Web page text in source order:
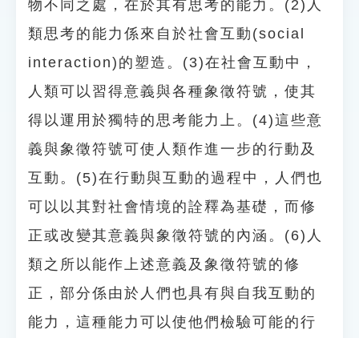
物不同之處，在於其有思考的能力。(2)人
類思考的能力係來自於社會互動(social
interaction)的塑造。(3)在社會互動中，
人類可以習得意義與各種象徵符號，使其
得以運用於獨特的思考能力上。(4)這些意
義與象徵符號可使人類作進一步的行動及
互動。(5)在行動與互動的過程中，人們也
可以以其對社會情境的詮釋為基礎，而修
正或改變其意義與象徵符號的內涵。(6)人
類之所以能作上述意義及象徵符號的修
正，部分係由於人們也具有與自我互動的
能力，這種能力可以使他們檢驗可能的行